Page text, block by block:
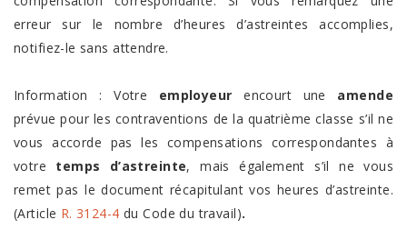
erreur sur le nombre d’heures d’astreintes accomplies,
notifiez-le sans attendre.
Information : Votre employeur encourt une amende
prévue pour les contraventions de la quatrième classe s’il ne
vous accorde pas les compensations correspondantes à
votre temps d’astreinte, mais également s’il ne vous
remet pas le document récapitulant vos heures d’astreinte.
(Article R. 3124-4 du Code du travail).